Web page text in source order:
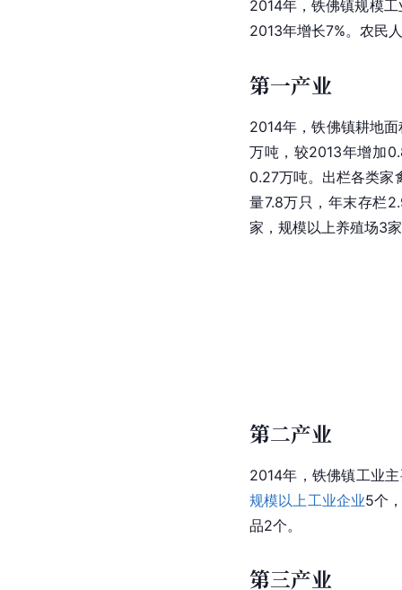
2014年，铁佛镇规模
2013年增长7%。农民
第一产业
2014年，铁佛镇耕地
万吨，较2013年增加
0.27万吨。出栏各类家
量7.8万只，年末存栏
家，规模以上养殖场3
第二产业
2014年，铁佛镇工业
规模以上工业企业5个
品2个。
第三产业